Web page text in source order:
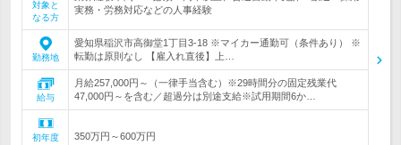
対象と
なる方
実務・労務対応などの人事経験
勤務地
愛知県稲沢市高御堂1丁目3-18 ※マイカー通勤可（条件あり） ※
転勤は原則なし 【雇入れ直後】上…
給与
月給257,000円～（一律手当含む）※29時間分の固定残業代
47,000円～を含む／超過分は別途支給※試用期間6か…
初年度 350万円～600万円